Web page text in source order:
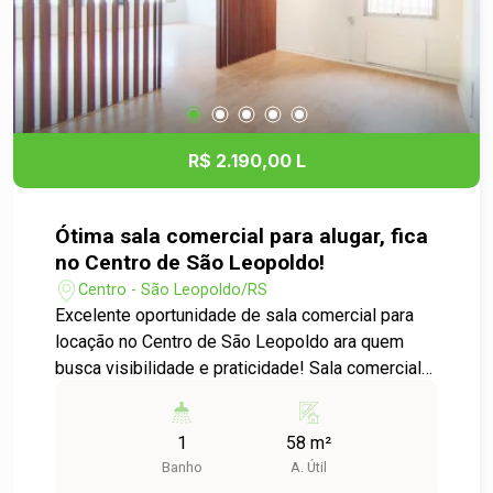
R$ 2.190,00 L
Ótima sala comercial para alugar, fica
no Centro de São Leopoldo!
Centro - São Leopoldo/RS
Excelente oportunidade de sala comercial para
locação no Centro de São Leopoldo ara quem
busca visibilidade e praticidade! Sala comercial
no coração do Centro de São Leopoldo, próxima
ao tradicional Triângulo, uma das regiões mais
movimentadas da cidade. Situada em ponto
1
Banho
58 m²
A. Útil